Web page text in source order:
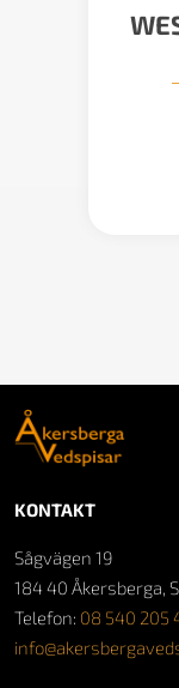
KONTAKT
Sågvägen 19
184 40 Åkersberga,
Telefon: 08 540 205